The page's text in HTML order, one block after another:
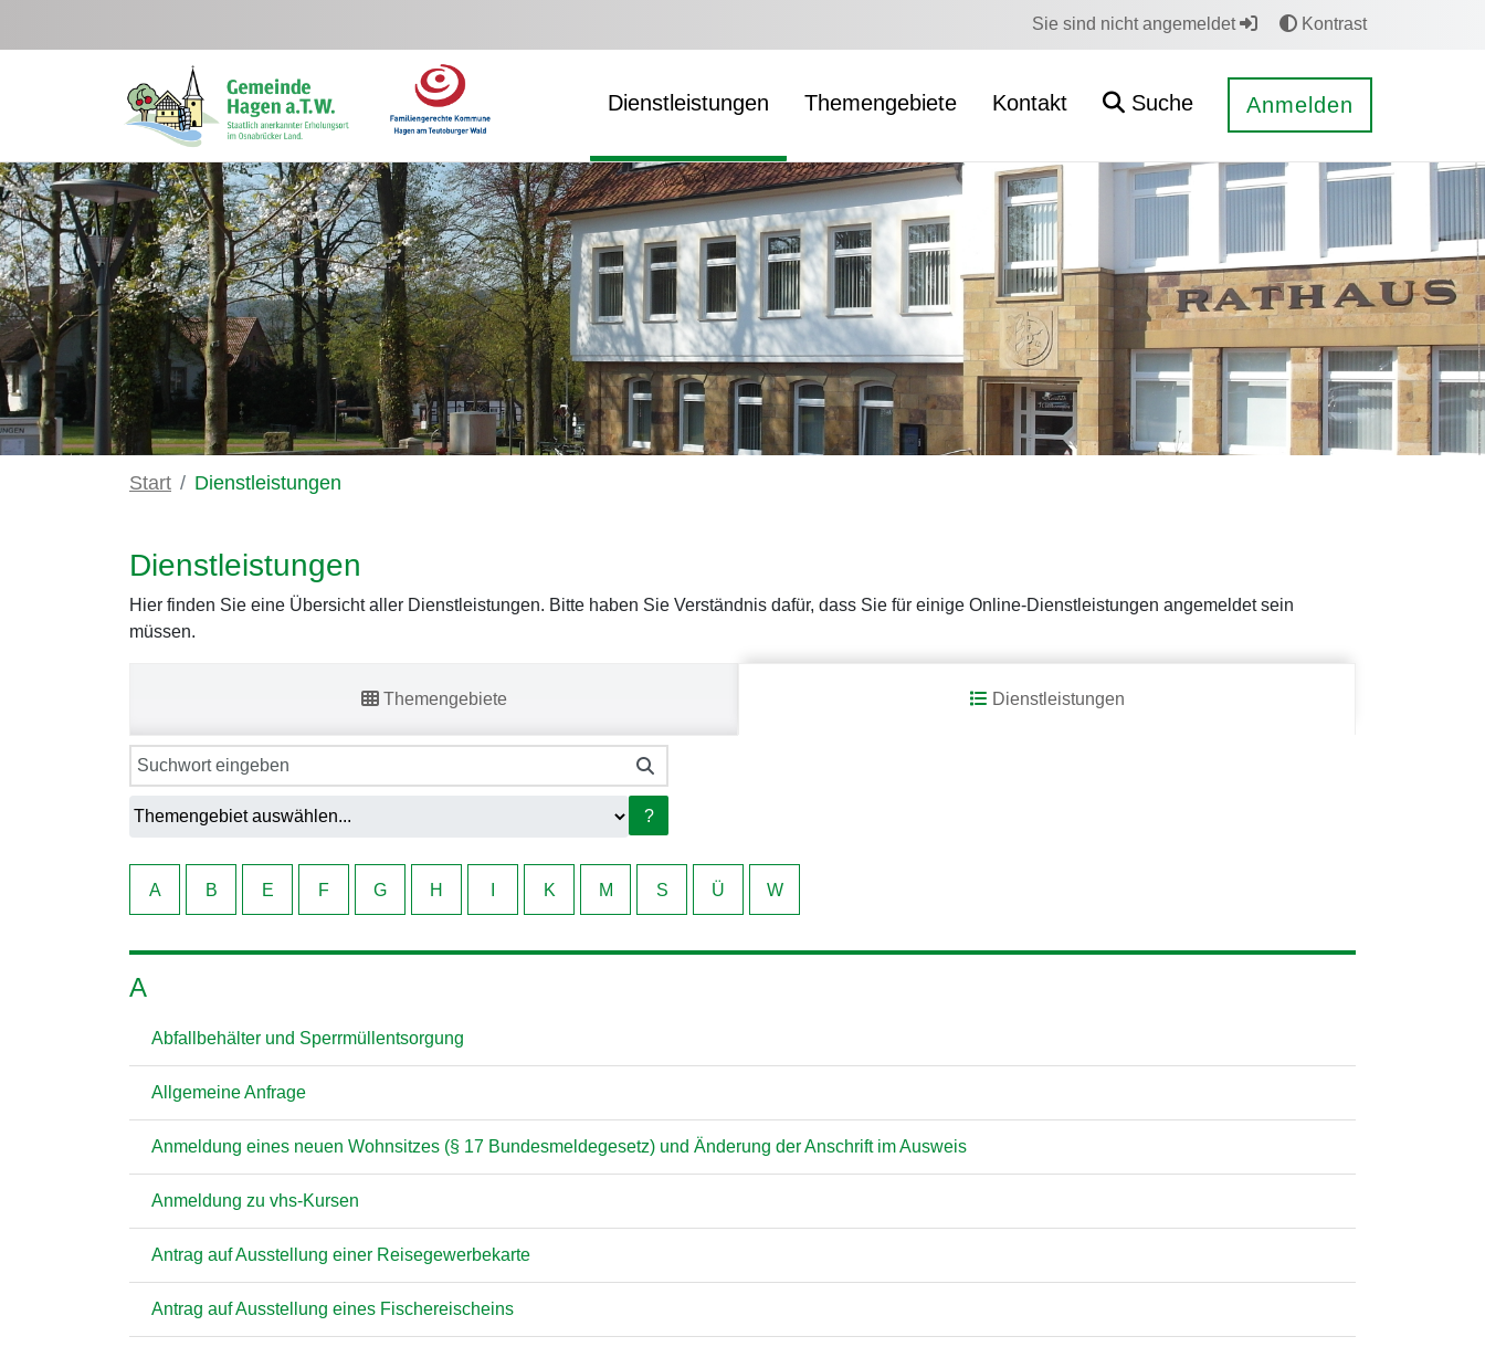
Sie sind nicht angemeldet Kontrast
Dienstleistungen Themengebiete Kontakt Suche Anmelden
Start Dienstleistungen
Dienstleistungen
Hier finden Sie eine Übersicht aller Dienstleistungen. Bitte haben Sie Verständnis dafür, dass Sie für einige Online-Dienstleistungen angemeldet sein
müssen.
Themengebiete Dienstleistungen
?
A B E F G H K M S Ü W
A
Abfallbehälter und Sperrmüllentsorgung
Allgemeine Anfrage
Anmeldung eines neuen Wohnsitzes (§ 17 Bundesmeldegesetz) und Änderung der Anschrift im Ausweis
Anmeldung zu vhs-Kursen
Antrag auf Ausstellung einer Reisegewerbekarte
Antrag auf Ausstellung eines Fischereischeins